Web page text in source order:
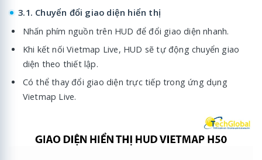
3.1. Chuyển đổi giao diện hiển thị
Nhấn phím nguồn trên HUD để đổi giao diện nhanh.
Khi kết nối Vietmap Live, HUD sẽ tự động chuyển giao
diện theo thiết lập.
Có thể thay đổi giao diện trực tiếp trong ứng dụng
Vietmap Live.